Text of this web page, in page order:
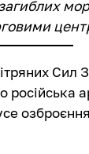
Сил
російська